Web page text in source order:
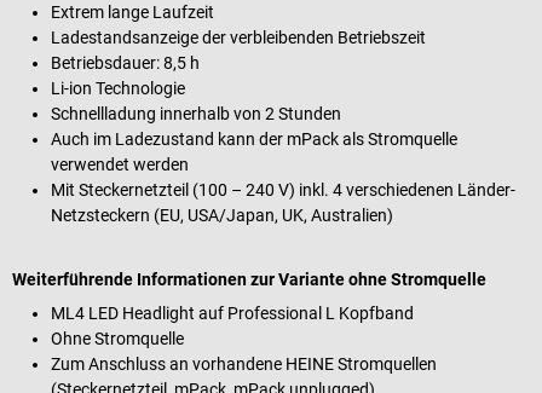
Extrem lange Laufzeit
Ladestandsanzeige der verbleibenden Betriebszeit
Betriebsdauer: 8,5 h
Li-ion Technologie
Schnellladung innerhalb von 2 Stunden
Auch im Ladezustand kann der mPack als Stromquelle
verwendet werden
Mit Steckernetzteil (100 – 240 V) inkl. 4 verschiedenen Länder-
Netzsteckern (EU, USA/Japan, UK, Australien)
Weiterführende Informationen zur Variante ohne Stromquelle
ML4 LED Headlight auf Professional L Kopfband
Ohne Stromquelle
Zum Anschluss an vorhandene HEINE Stromquellen